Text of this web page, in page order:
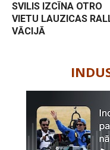
SVILIS IZCĪNA OTRO
VIETU LAUZICAS
VĀCIJĀ